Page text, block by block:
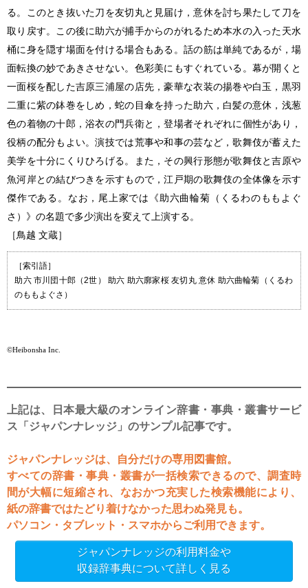
る。このとき抜いた刀を友切丸と見届け，意休を討ち果たして刀を
取り戻す。この後に助六が捕手からのがれるため本水の入った天水
桶に身を隠す場面を付ける場合もある。話の筋は単純であるが，場
面転換の妙であきさせない。色彩美にもすぐれている。幕が開くと
一面桜を配した吉原三浦屋の店先，豪華な衣装の揚巻や白玉，黒羽
二重に紫の鉢巻をしめ，蛇の目傘を持った助六，白髪の意休，浅葱
色の着物の十郎，浴衣の門兵衛と，登場者それぞれに個性があり，
役柄の配分もよい。演技では荒事や和事の芸など，歌舞伎が蓄えた
美学を十分にくりひろげる。また，その興行形態が歌舞伎と吉原や
魚河岸との結びつきを示すもので，江戸期の歌舞伎の全体像を示す
傑作である。なお，尾上家では《助六曲輪菊（くるわのももよぐ
さ）》の名題で多少演出を変えて上演する。
［鳥越 文蔵］
［索引語］
助六 市川団十郎（2世） 助六 助六廓家桜 友切丸 意休 助六曲輪菊（くるわ
のももよぐさ）
©Heibonsha Inc.
上記は、日本最大級のオンライン辞書・事典・叢書サービ
ス「ジャパンナレッジ」のサンプル記事です。
ジャパンナレッジは、自分だけの専用図書館。
すべての辞書・事典・叢書が一括検索できるので、調査時
間が大幅に短縮され、なおかつ充実した検索機能により、
紙の辞書ではたどり着けなかった思わぬ発見も。
パソコン・タブレット・スマホからご利用できます。
ジャパンナレッジの利用料金や
収録辞事典について詳しく見る